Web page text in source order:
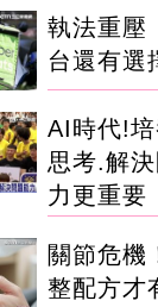
執法重
台還有選
AI時代!
思考.解
力更重要
關節危機
整配方才